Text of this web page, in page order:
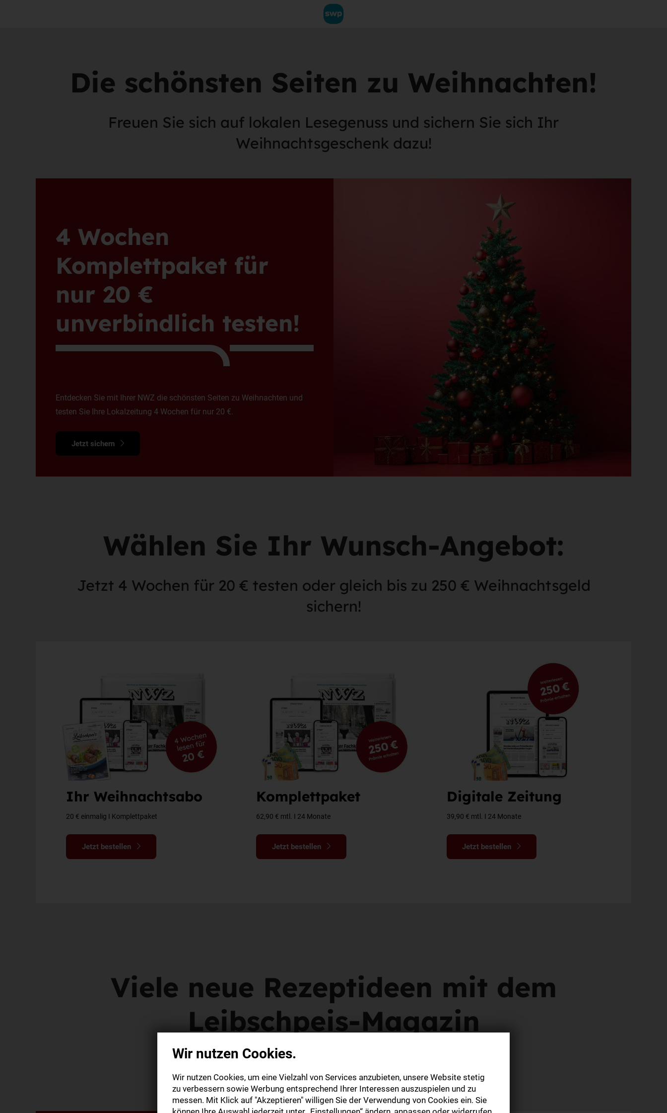
Die schönsten Seiten zu Weihnachten!
Freuen Sie sich auf lokalen Lesegenuss und sichern Sie sich Ihr
Weihnachtsgeschenk dazu!
4 Wochen
Komplettpaket für
nur 20 €
unverbindlich testen!
Entdecken Sie mit Ihrer NWZ die schönsten Seiten zu Weihnachten und
testen Sie Ihre Lokalzeitung 4 Wochen für nur 20 €.
Jetzt sichern
Wählen Sie Ihr Wunsch-Angebot:
Jetzt 4 Wochen für 20 € testen oder gleich bis zu 250 € Weihnachtsgeld
sichern!
Ihr Weihnachtsabo
20 € einmalig I Komplettpaket
Jetzt bestellen
Komplettpaket
62,90 € mtl. I 24 Monate
Jetzt bestellen
Digitale Zeitung
39,90 € mtl. I 24 Monate
Jetzt bestellen
Viele neue Rezeptideen mit dem
Leibschpeis-Magazin
Wir nutzen Cookies.
Wir nutzen Cookies, um eine Vielzahl von Services anzubieten, unsere Website stetig
zu verbessern sowie Werbung entsprechend Ihrer Interessen auszuspielen und zu
messen. Mit Klick auf "Akzeptieren" willigen Sie der Verwendung von Cookies ein. Sie